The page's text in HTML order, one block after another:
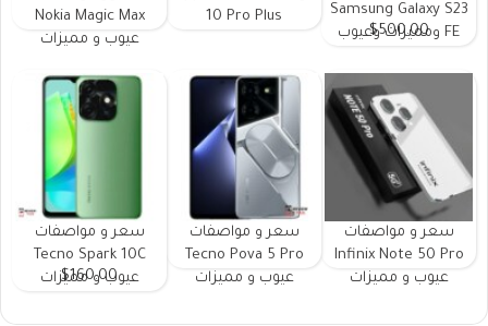
Samsung Galaxy S23
FE ومميزات وعيوب
$500.00
10 Pro Plus
Nokia Magic Max
عيوب و مميزات
سعر و مواصفات
Infinix Note 50 Pro
عيوب و مميزات
سعر و مواصفات
Tecno Pova 5 Pro
عيوب و مميزات
سعر و مواصفات
Tecno Spark 10C
عيوب و مميزات
$160.00